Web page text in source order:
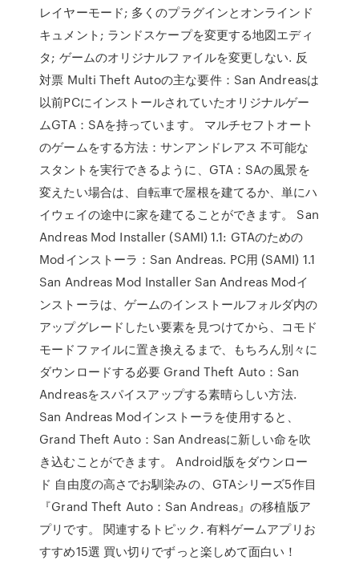
レイヤーモード; 多くのプラグインとオンラインド
キュメント; ランドスケープを変更する地図エディ
タ; ゲームのオリジナルファイルを変更しない. 反
対票 Multi Theft Autoの主な要件：San Andreasは
以前PCにインストールされていたオリジナルゲー
ムGTA：SAを持っています。 マルチセフトオート
のゲームをする方法：サンアンドレアス 不可能な
スタントを実行できるように、GTA：SAの風景を
変えたい場合は、自転車で屋根を建てるか、単にハ
イウェイの途中に家を建てることができます。 San
Andreas Mod Installer (SAMI) 1.1: GTAのための
Modインストーラ：San Andreas. PC用 (SAMI) 1.1
San Andreas Mod Installer San Andreas Modイ
ンストーラは、ゲームのインストールフォルダ内の
アップグレードしたい要素を見つけてから、コモド
モードファイルに置き換えるまで、もちろん別々に
ダウンロードする必要 Grand Theft Auto：San
Andreasをスパイスアップする素晴らしい方法.
San Andreas Modインストーラを使用すると、
Grand Theft Auto：San Andreasに新しい命を吹
き込むことができます。 Android版をダウンロー
ド 自由度の高さでお馴染みの、GTAシリーズ5作目
『Grand Theft Auto：San Andreas』の移植版ア
プリです。 関連するトピック. 有料ゲームアプリお
すすめ15選 買い切りでずっと楽しめて面白い！